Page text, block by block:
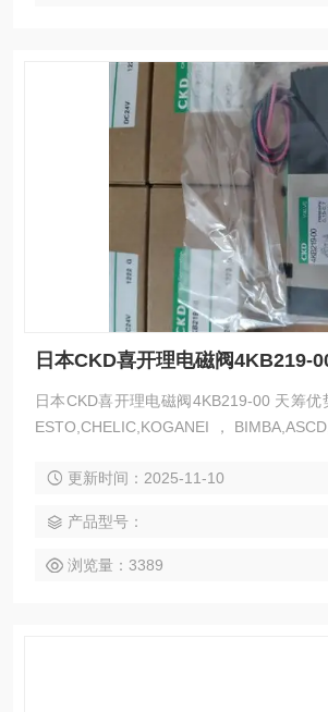
日本CKD喜开理电磁阀4KB219-
日本CKD喜开理电磁阀4KB219-00 天筹优势提供SMC,CKD,F
ESTO,CHELIC,KOGANEI，
气动产品，如您需要采购或是询价请与销售
更新时间：2025-11-10
产品型号：
浏览量：3389